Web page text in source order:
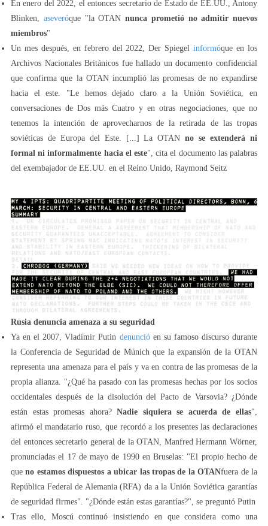
En enero del 2022, el entonces secretario de Estado de EE.UU., Antony
Blinken, aseveróque "la OTAN nunca prometió no admitir nuevos
miembros"
Un mes después, en febrero del 2022, Der Spiegelinformóque en los
Archivos Nacionales Británicos fue hallado un documento confidencial
que confirma que la OTAN incumplió las promesas de no expandirse
hacia el este. "Le hemos dejado claro a la Unión Soviética, en
conversaciones de Dos más Cuatro y en otras negociaciones, que no
tenemos la intención de aprovecharnos de la retirada de las tropas
soviéticas de Europa del Este. [...] La OTANno se extenderá ni
formal ni informalmente hacia el este", cita el documento las palabras
del exembajador de EE.UU. en el Reino Unido, Raymond Seitz
Rusia denuncia amenaza a su seguridad
Ya en el 2007, Vladímir Putin denunció en su famoso discurso durante
la Conferencia de Seguridad de Múnich que la expansión de la OTAN
representa una amenaza para el país y va en contra de las promesas de la
propia alianza. "¿Qué ha pasado con las promesas hechas por los socios
occidentales después de la disolución del Pacto de Varsovia? ¿Dónde
están estas promesas ahora?Nadie siquiera se acuerda de ellas",
afirmó el mandatario ruso, que recordó a los presentes las declaraciones
del entonces secretario general de la OTAN, Manfred Hermann Wörner,
pronunciadas el 17 de mayo de 1990 en Bruselas: "El propio hecho de
queno estamos dispuestos a ubicar las tropas de la OTANfuera de la
República Federal de Alemania (RFA) da a la Unión Soviética garantías
de seguridad firmes". "¿Dónde están estas garantías?", se preguntó Putin
Tras ello, Moscú continuó insistiendo en que considera como una